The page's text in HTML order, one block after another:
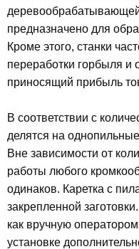
предназначено для
Кроме этого, станки
переработки горбыля и
приносящий прибыль
В соответствии с
делятся на
Вне зависимости от
работы любого
одинаков. Каретка с
закрепленной
как вручную
установке